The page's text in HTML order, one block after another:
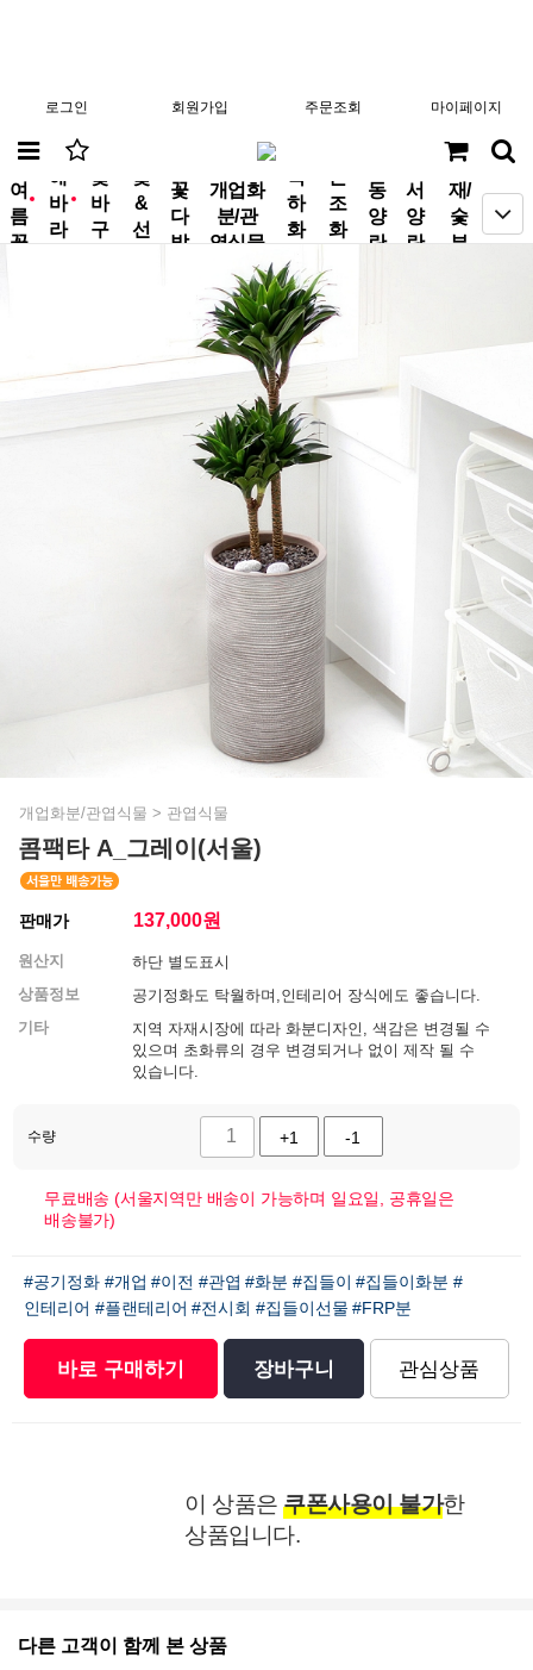
로그인 회원가입 주문조회 마이페이지
new
여
름
꽃
new
해
바
라
꽃
바
구
꽃
&
선
꽃
다
발
개업화
분/관
엽식물
축
하
화
환
근
조
화
동
양
란
서
양
란
분
재/
숯
부
개업화분/관엽식물 > 관엽식물
콤팩타 A_그레이(서울)
판매가 137,000원
원산지
하단 별도표시
상품정보
공기정화도 탁월하며,인테리어 장식에도 좋습니다.
기타
지역 자재시장에 따라 화분디자인, 색감은 변경될 수
있으며 초화류의 경우 변경되거나 없이 제작 될 수
있습니다.
수량 +1 -1
무료배송 (서울지역만 배송이 가능하며 일요일, 공휴일은
배송불가)
#공기정화 #개업 #이전 #관엽 #화분 #집들이 #집들이화분 #
인테리어 #플랜테리어 #전시회 #집들이선물 #FRP분
바로 구매하기 장바구니 관심상품
이 상품은 쿠폰사용이 불가한
상품입니다.
다른 고객이 함께 본 상품